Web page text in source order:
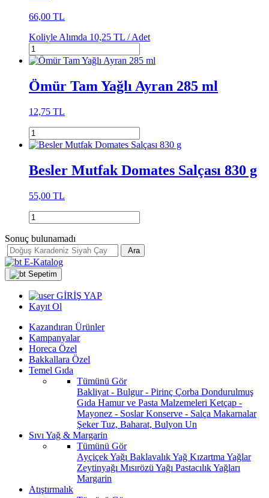
66,00 TL
Koliyle Alımda 10,25 TL /Adet
Ömür Tam Yağlı Ayran 285 ml
12,75 TL
Besler Mutfak Domates Salçası 830 g
55,00 TL
Sonuç bulunamadı
Ara
E-Katalog
Sepetim
GİRİŞ YAP
Kayıt Ol
Kazandıran Ürünler
Kampanyalar
Horeca Özel
Bakkallara Özel
Temel Gıda
Tümünü Gör
Bakliyat - Bulgur - Pirinç Çorba Dondurulmuş
Gıda Hamur ve Pasta Malzemeleri Ketçap -
Mayonez - SoslarKonserve - Salça Makarnalar
ŞekerTuz, Baharat, Bulyon Un
Sıvı Yağ & Margarin
Tümünü Gör
Ayçiçek Yağı Baklavalık Yağ Kızartma Yağlar
Zeytinyağı Mısırözü Yağı Pastacılık Yağları
Margarin
Atıştırmalık